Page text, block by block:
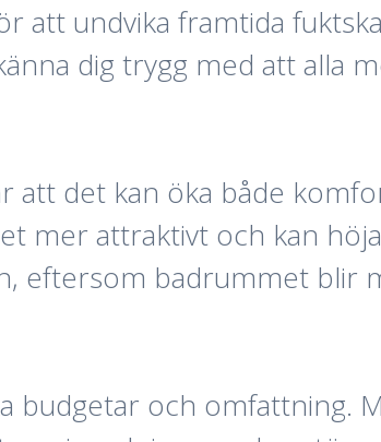
att undvika framtida
dig trygg med att alla
att det kan öka både
mer attraktivt och kan
eftersom badrummet blir
budgetar och omfattning.